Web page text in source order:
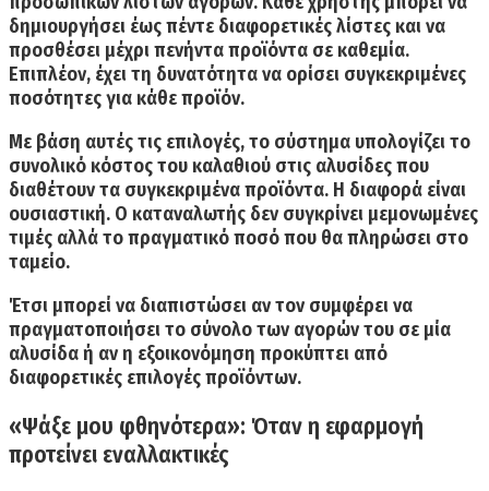
δημιουργήσει έως πέντε διαφορετικές λίστες και να
προσθέσει μέχρι πενήντα προϊόντα σε καθεμία.
Επιπλέον, έχει τη δυνατότητα να ορίσει συγκεκριμένες
ποσότητες για κάθε προϊόν.
Με βάση αυτές τις επιλογές, το σύστημα υπολογίζει το
συνολικό κόστος του καλαθιού στις αλυσίδες που
διαθέτουν τα συγκεκριμένα προϊόντα. Η διαφορά είναι
ουσιαστική. Ο καταναλωτής δεν συγκρίνει μεμονωμένες
τιμές αλλά το πραγματικό ποσό που θα πληρώσει στο
ταμείο.
Έτσι μπορεί να διαπιστώσει αν τον συμφέρει να
πραγματοποιήσει το σύνολο των αγορών του σε μία
αλυσίδα ή αν η εξοικονόμηση προκύπτει από
διαφορετικές επιλογές προϊόντων.
«Ψάξε μου φθηνότερα»: Όταν η εφαρμογή
προτείνει εναλλακτικές